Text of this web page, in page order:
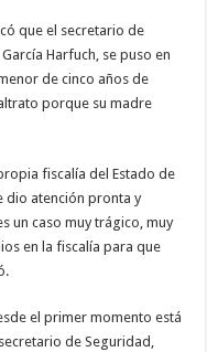
que el secretario de
Harfuch, se puso en
de cinco años de
porque su madre
fiscalía del Estado de
dio atención pronta y
un caso muy trágico, muy
en la fiscalía para que
el primer momento está
de Seguridad,